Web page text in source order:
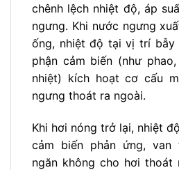
chênh lệch nhiệt độ, áp
ngưng. Khi nước ngưng
ống, nhiệt độ tại vị trí bẫy
phận cảm biến (như
nhiệt) kích hoạt cơ cấu
ngưng thoát ra ngoài.
Khi hơi nóng trở lại, nhiệt
cảm biến phản ứng,
ngăn không cho hơi thoát